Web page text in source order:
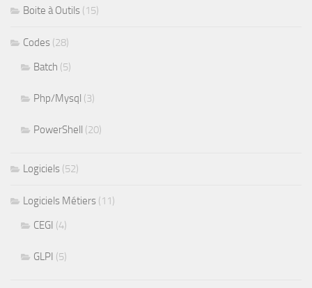
Boite à Outils (15)
Codes (28)
Batch (5)
Php/Mysql (3)
PowerShell (20)
Logiciels (52)
Logiciels Métiers (11)
CEGI (4)
GLPI (5)